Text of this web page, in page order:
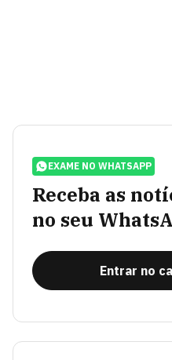
EXAME NO WHATSAPP
Receba as
no seu
Entrar no